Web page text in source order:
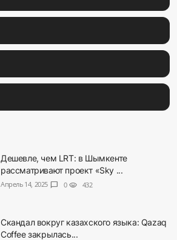
Дешевле, чем LRT: в Шымкенте
рассматривают проект «Sky ...
Апрель 14, 2025 chat_bubble 0 visibility 432
Скандал вокруг казахского языка: Qazaq
Coffee закрылась...